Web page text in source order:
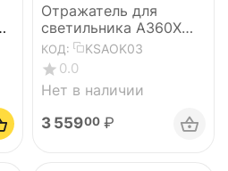
Отражатель для
светильника A360X
Narrow Reflector
КОД: KSAOK03
0.0
Нет в наличии
3 55900 ₽